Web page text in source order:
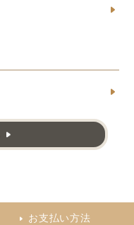
お支払い方法